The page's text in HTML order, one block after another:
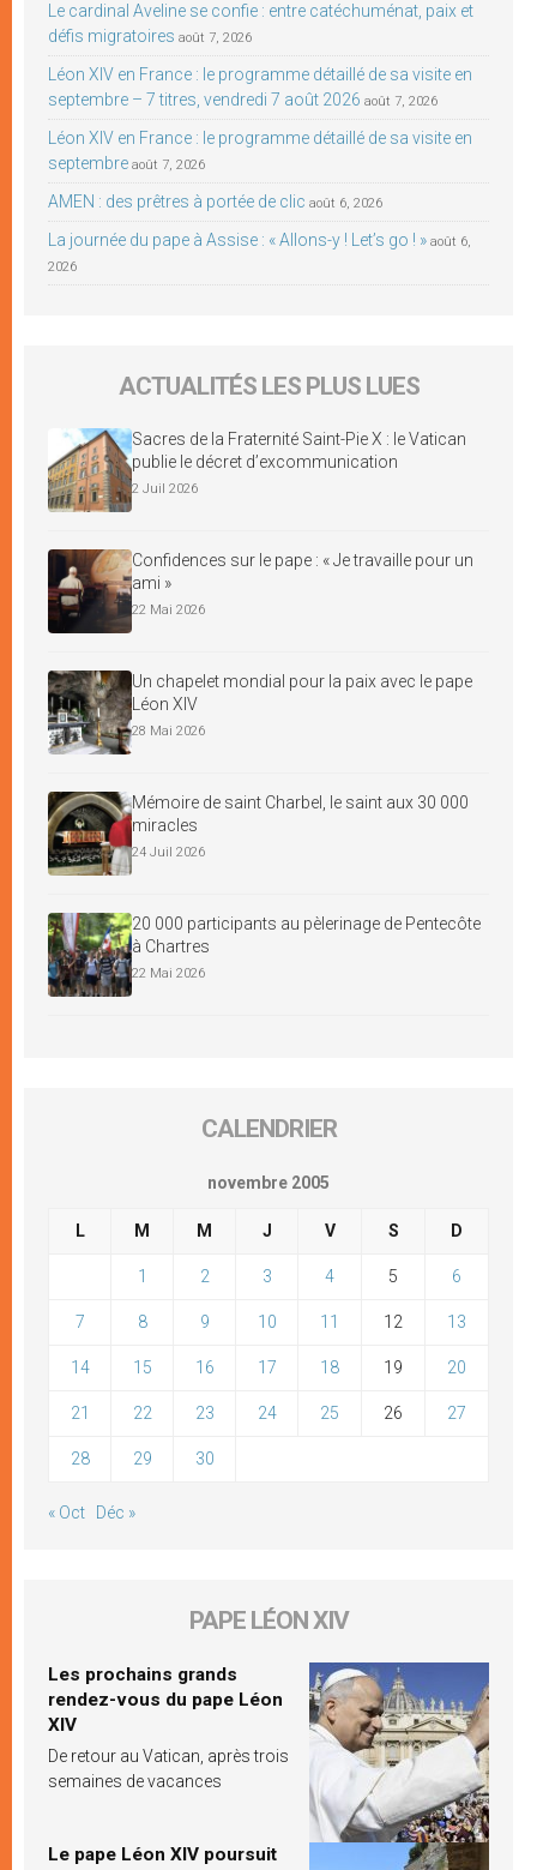
Le cardinal Aveline se confie : entre catéchuménat, paix et
défis migratoires août 7, 2026
Léon XIV en France : le programme détaillé de sa visite en
septembre – 7 titres, vendredi 7 août 2026 août 7, 2026
Léon XIV en France : le programme détaillé de sa visite en
septembre août 7, 2026
AMEN : des prêtres à portée de clic août 6, 2026
La journée du pape à Assise : « Allons-y ! Let’s go ! » août 6,
2026
ACTUALITÉS LES PLUS LUES
Sacres de la Fraternité Saint-Pie X : le Vatican
publie le décret d’excommunication
2 Juil 2026
Confidences sur le pape : « Je travaille pour un
ami »
22 Mai 2026
Un chapelet mondial pour la paix avec le pape
Léon XIV
28 Mai 2026
Mémoire de saint Charbel, le saint aux 30 000
miracles
24 Juil 2026
20 000 participants au pèlerinage de Pentecôte
à Chartres
22 Mai 2026
CALENDRIER
novembre 2005
L M M J V S D
1 2 3 4 5 6
7 8 9 10 11 12 13
14 15 16 17 18 19 20
21 22 23 24 25 26 27
28 29 30
« Oct Déc »
PAPE LÉON XIV
Les prochains grands
rendez-vous du pape Léon
XIV
De retour au Vatican, après trois
semaines de vacances
Le pape Léon XIV poursuit